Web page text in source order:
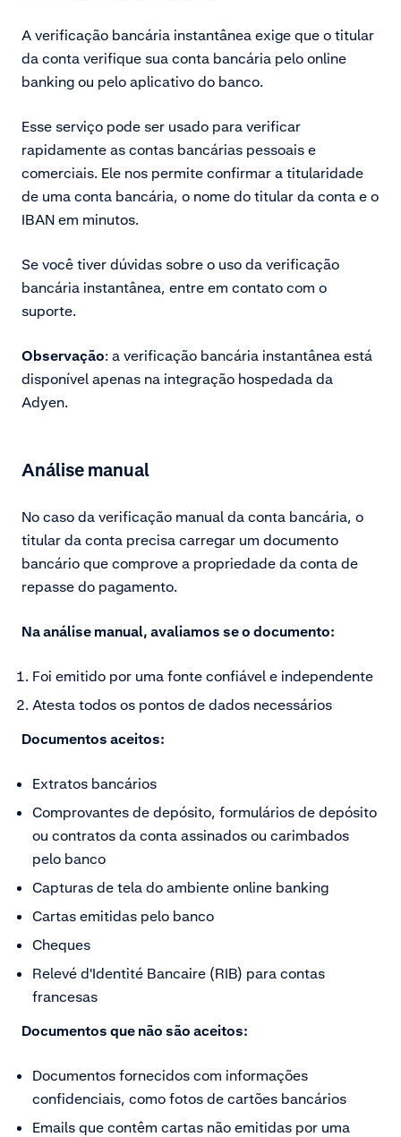
A verificação bancária instantânea exige que o titular
da conta verifique sua conta bancária pelo online
banking ou pelo aplicativo do banco.
Esse serviço pode ser usado para verificar
rapidamente as contas bancárias pessoais e
comerciais. Ele nos permite confirmar a titularidade
de uma conta bancária, o nome do titular da conta e o
IBAN em minutos.
Se você tiver dúvidas sobre o uso da verificação
bancária instantânea, entre em contato com o
suporte.
Observação: a verificação bancária instantânea está
disponível apenas na integração hospedada da
Adyen.
Análise manual
No caso da verificação manual da conta bancária, o
titular da conta precisa carregar um documento
bancário que comprove a propriedade da conta de
repasse do pagamento.
Na análise manual, avaliamos se o documento:
Foi emitido por uma fonte confiável e independente
Atesta todos os pontos de dados necessários
Documentos aceitos:
Extratos bancários
Comprovantes de depósito, formulários de depósito
ou contratos da conta assinados ou carimbados
pelo banco
Capturas de tela do ambiente online banking
Cartas emitidas pelo banco
Cheques
Relevé d'Identité Bancaire (RIB) para contas
francesas
Documentos que não são aceitos:
Documentos fornecidos com informações
confidenciais, como fotos de cartões bancários
Emails que contêm cartas não emitidas por uma